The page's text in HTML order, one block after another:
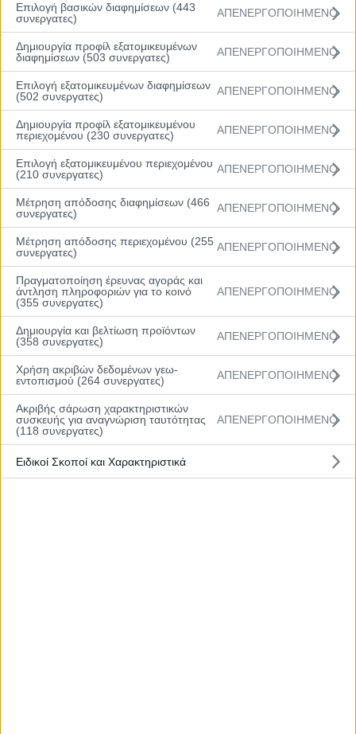
Επιλογή βασικών διαφημίσεων (443
συνεργατες)
ΑΠΕΝΕΡΓΟΠΟΙΗΜΕΝΟ
Δημιουργία προφίλ εξατομικευμένων
διαφημίσεων (503 συνεργατες)
ΑΠΕΝΕΡΓΟΠΟΙΗΜΕΝΟ
Επιλογή εξατομικευμένων διαφημίσεων
(502 συνεργατες)
ΑΠΕΝΕΡΓΟΠΟΙΗΜΕΝΟ
Δημιουργία προφίλ εξατομικευμένου
περιεχομένου (230 συνεργατες)
ΑΠΕΝΕΡΓΟΠΟΙΗΜΕΝΟ
Επιλογή εξατομικευμένου περιεχομένου
(210 συνεργατες)
ΑΠΕΝΕΡΓΟΠΟΙΗΜΕΝΟ
Μέτρηση απόδοσης διαφημίσεων (466
συνεργατες)
ΑΠΕΝΕΡΓΟΠΟΙΗΜΕΝΟ
Μέτρηση απόδοσης περιεχομένου (255
συνεργατες)
ΑΠΕΝΕΡΓΟΠΟΙΗΜΕΝΟ
Πραγματοποίηση έρευνας αγοράς και
άντληση πληροφοριών για το κοινό
(355 συνεργατες)
ΑΠΕΝΕΡΓΟΠΟΙΗΜΕΝΟ
Δημιουργία και βελτίωση προϊόντων
(358 συνεργατες)
ΑΠΕΝΕΡΓΟΠΟΙΗΜΕΝΟ
Χρήση ακριβών δεδομένων γεω-
εντοπισμού (264 συνεργατες)
ΑΠΕΝΕΡΓΟΠΟΙΗΜΕΝΟ
Ακριβής σάρωση χαρακτηριστικών
συσκευής για αναγνώριση ταυτότητας
(118 συνεργατες)
ΑΠΕΝΕΡΓΟΠΟΙΗΜΕΝΟ
Ειδικοί Σκοποί και Χαρακτηριστικά
Menu
Αρχική
Βαθμολογία
Πρόγραμμα
Ομάδες
Νέα
Gallery
Το πανόραμα του πέμπτου τουρνουά